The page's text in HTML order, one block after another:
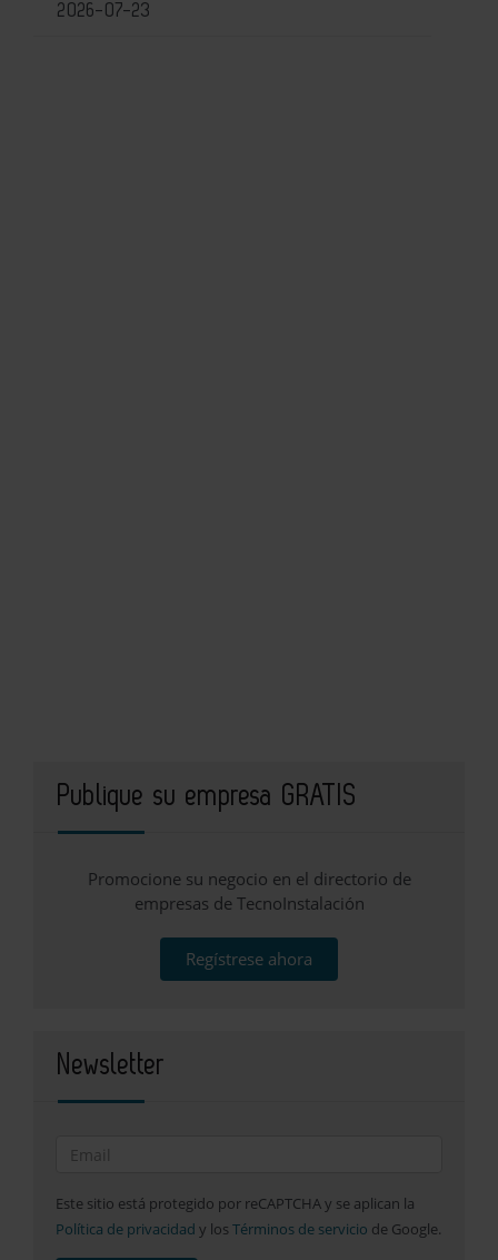
2026-07-23
Publique su empresa GRATIS
Promocione su negocio en el directorio de
empresas de TecnoInstalación
Regístrese ahora
Newsletter
Este sitio está protegido por reCAPTCHA y se aplican la
Política de privacidad y los Términos de servicio de Google.